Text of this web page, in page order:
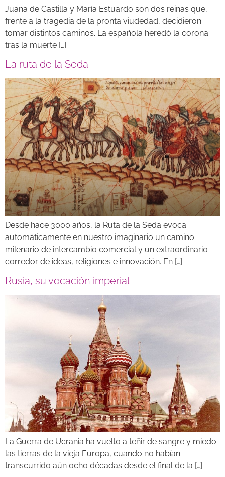
Juana de Castilla y María Estuardo son dos reinas que,
frente a la tragedia de la pronta viudedad, decidieron
tomar distintos caminos. La española heredó la corona
tras la muerte […]
La ruta de la Seda
Desde hace 3000 años, la Ruta de la Seda evoca
automáticamente en nuestro imaginario un camino
milenario de intercambio comercial y un extraordinario
corredor de ideas, religiones e innovación. En […]
Rusia, su vocación imperial
La Guerra de Ucrania ha vuelto a teñir de sangre y miedo
las tierras de la vieja Europa, cuando no habían
transcurrido aún ocho décadas desde el final de la […]